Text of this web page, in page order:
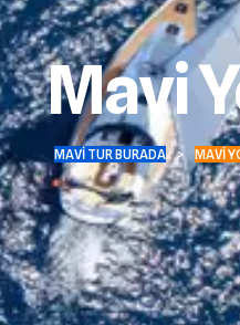
Mavi
MAVI TUR BURADA > MAVI